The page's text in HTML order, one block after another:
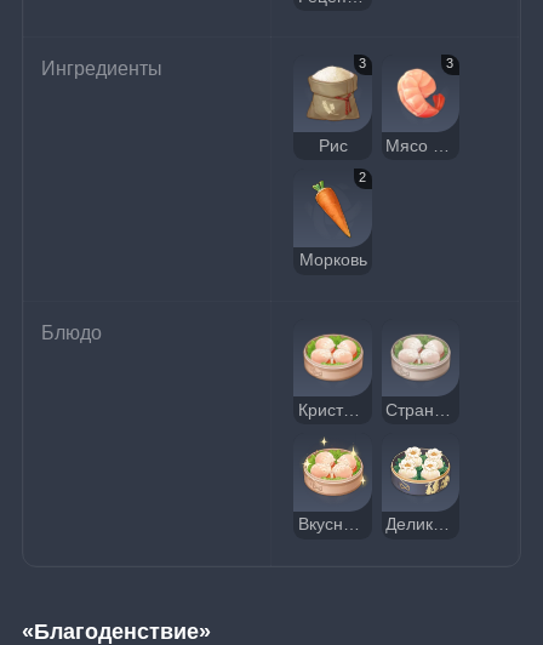
Ингредиенты 3
Рис
3
2
Морковь
Блюдо
Кристальные баоцзы
Вкусные кристальные баоцзы Деликатесные мешочки
«Благоденствие»